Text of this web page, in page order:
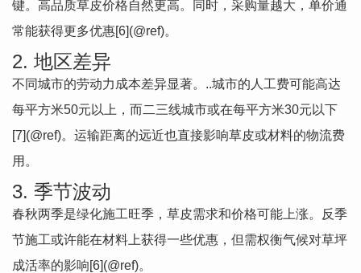
键。高品质草皮价格自然更高。同时，采购量越大，单价通
常能获得更多优惠[6](@ref)。
2. 地区差异
不同城市的劳动力成本差异显著。..城市的人工费可能高达
每平方米50元以上，而二三线城市或在每平方米30元以下
[7](@ref)。运输距离的远近也直接影响草皮或材料的物流费
用。
3. 季节波动
春秋两季是绿化施工旺季，草皮需求和价格可能上涨。反季
节施工或许能在材料上获得一些优惠，但需权衡气候对草坪
成活率的影响[6](@ref)。